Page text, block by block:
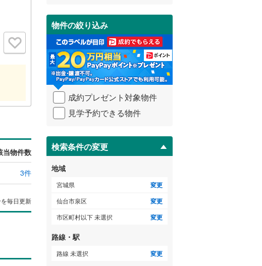
当物件数
3件
毎日更新
受
け
取
る
・
条
件
を
イ
ペ
ジ
に
保
存
す
る
物件の絞り込み
成約プレゼント対象物件
見学予約できる物件
検索条件の変更
地域
宮城県 変更
仙台市泉区 変更
市区町村以下 未選択 変更
路線・駅
路線 未選択 変更
間取り変更可能（
3階建て以上（0 ）